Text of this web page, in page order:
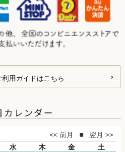
用ガイドはこちら
カレンダー
水 木 金
土